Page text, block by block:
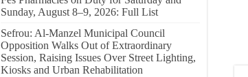
Sunday, August 8–9, 2026: Full List
Sefrou: Al-Manzel Municipal Council
Opposition Walks Out of Extraordinary
Session, Raising Issues Over Street Lighting,
Kiosks and Urban Rehabilitation